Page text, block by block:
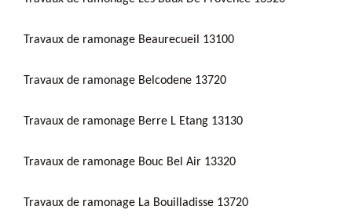
Travaux de ramonage Beaurecueil 13100
Travaux de ramonage Belcodene 13720
Travaux de ramonage Berre L Etang 13130
Travaux de ramonage Bouc Bel Air 13320
Travaux de ramonage La Bouilladisse 13720